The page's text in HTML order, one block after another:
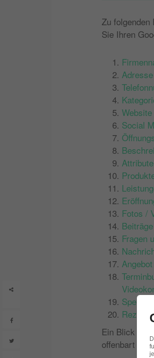
Zu
Sie Ihren
Social
Attribute
Fotos /
Fragen
Ein Blick in
offenbart